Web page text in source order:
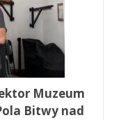
Muzeum
Bitwy nad